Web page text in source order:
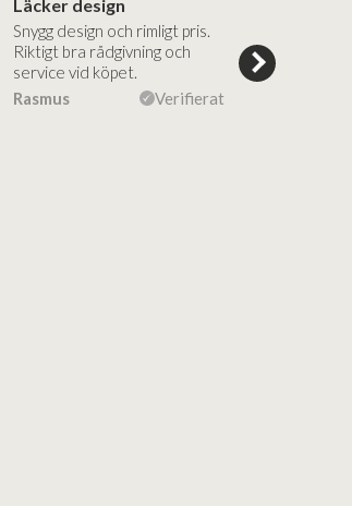
Läcker design
Snygg design och rimligt pris.
Riktigt bra rådgivning och
service vid köpet.
Rasmus
Verifierat
hjälpsamma
vägledning